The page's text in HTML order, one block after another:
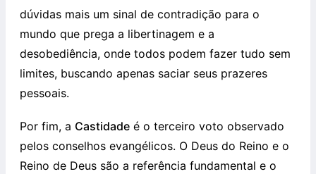
dúvidas mais um sinal de contradição para o
mundo que prega a libertinagem e a
desobediência, onde todos podem fazer tudo sem
limites, buscando apenas saciar seus prazeres
pessoais.
Por fim, a Castidade é o terceiro voto observado
pelos conselhos evangélicos. O Deus do Reino e o
Reino de Deus são a referência fundamental e o